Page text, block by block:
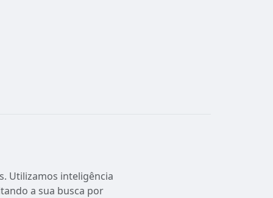
Utilizamos inteligência
a sua busca por